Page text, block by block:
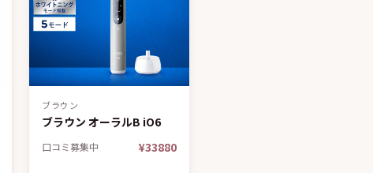
ブラウン
ブラウン オーラルB iO6
口コミ募集中 ¥33880